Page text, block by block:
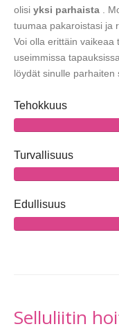
olisi yksi parhaista .
tuumaa pakaroistasi ja
Voi olla erittäin vaikeaa
useimmissa
löydät sinulle parhaiten
Tehokkuus
Turvallisuus
Edullisuus
Selluliitin